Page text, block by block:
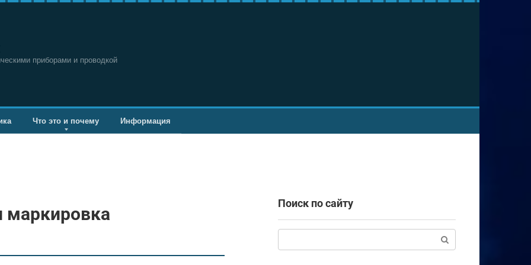
приборами и проводкой
Что это и почему Информация
маркировка
Поиск по сайту